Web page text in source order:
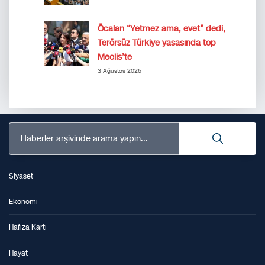
Öcalan “Yetmez ama, evet” dedi,
Terörsüz Türkiye yasasında top
Meclis’te
3 Ağustos 2026
Haberler arşivinde arama yapın...
Siyaset
Ekonomi
Hafıza Kartı
Hayat